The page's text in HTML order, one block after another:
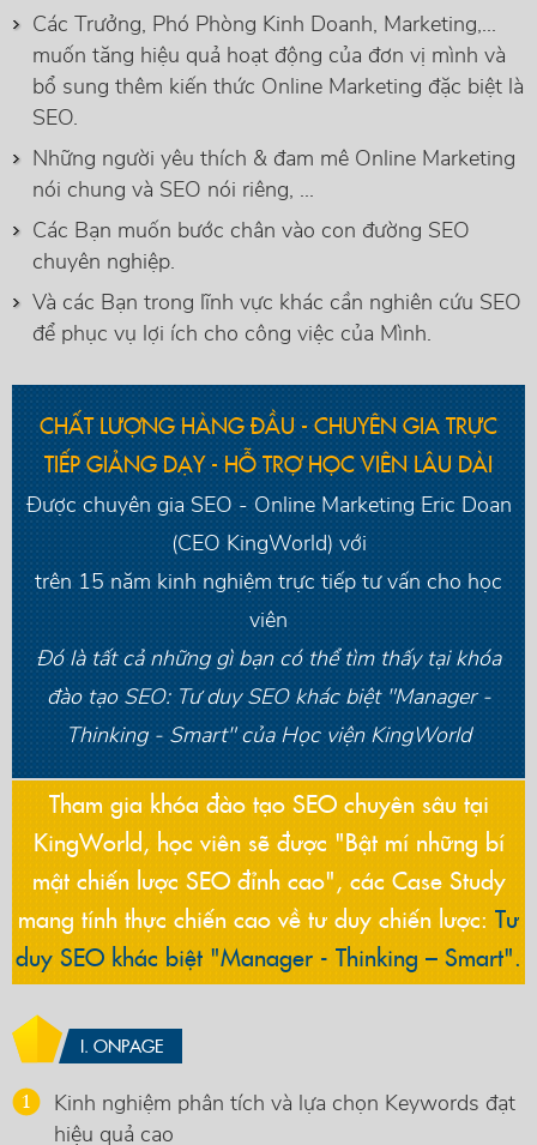
Các Trưởng, Phó Phòng Kinh Doanh, Marketing,...
muốn tăng hiệu quả hoạt động của đơn vị mình và
bổ sung thêm kiến thức Online Marketing đặc biệt là
SEO.
Những người yêu thích & đam mê Online Marketing
nói chung và SEO nói riêng, ...
Các Bạn muốn bước chân vào con đường SEO
chuyên nghiệp.
Và các Bạn trong lĩnh vực khác cần nghiên cứu SEO
để phục vụ lợi ích cho công việc của Mình.
CHẤT LƯỢNG HÀNG ĐẦU - CHUYÊN GIA TRỰC
TIẾP GIẢNG DẠY - HỖ TRỢ HỌC VIÊN LÂU DÀI
Được chuyên gia SEO - Online Marketing Eric Doan
(CEO KingWorld) với
trên 15 năm kinh nghiệm trực tiếp tư vấn cho học
viên
Đó là tất cả những gì bạn có thể tìm thấy tại khóa
đào tạo SEO: Tư duy SEO khác biệt "Manager -
Thinking - Smart" của Học viện KingWorld
Tham gia khóa đào tạo SEO chuyên sâu tại
KingWorld, học viên sẽ được "Bật mí những bí
mật chiến lược SEO đỉnh cao", các Case Study
mang tính thực chiến cao về tư duy chiến lược: Tư
duy SEO khác biệt "Manager - Thinking – Smart".
I. ONPAGE
Kinh nghiệm phân tích và lựa chọn Keywords đạt
hiệu quả cao